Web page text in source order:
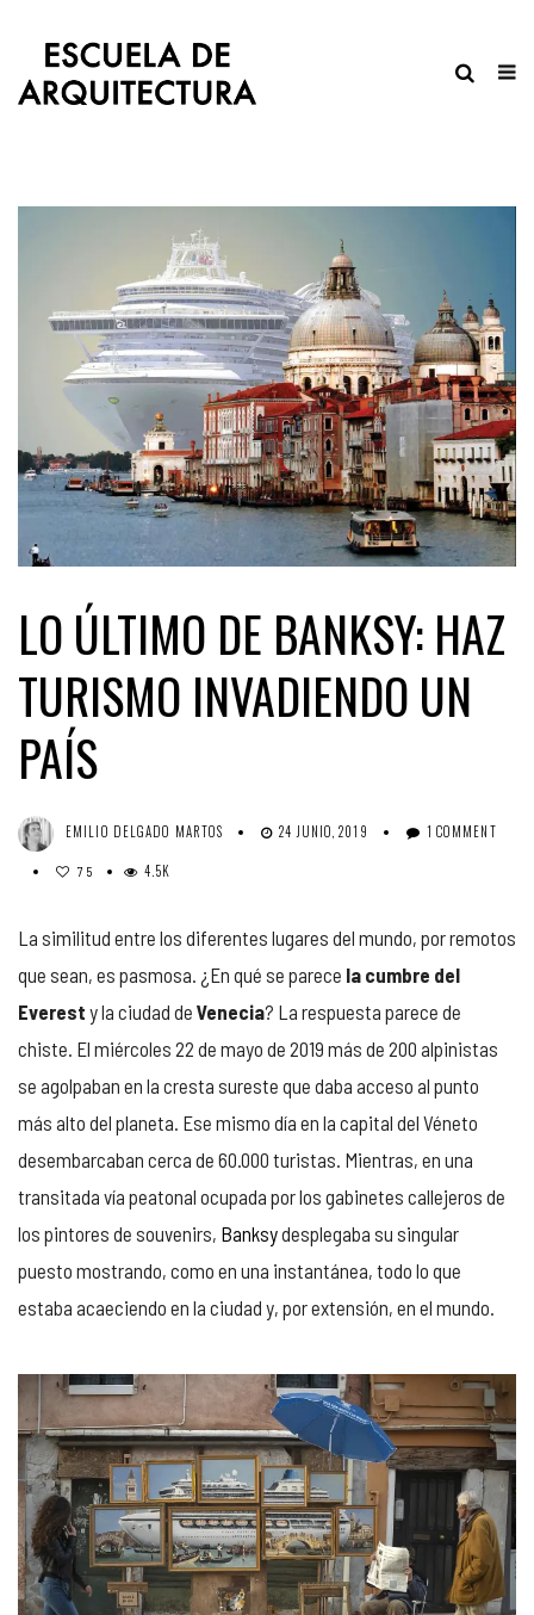
LO ÚLTIMO DE BANKSY: HAZ
TURISMO INVADIENDO UN
PAÍS
EMILIO DELGADO MARTOS 24 JUNIO, 2019 1 COMMENT
75 4.5K
La similitud entre los diferentes lugares del mundo, por remotos
que sean, es pasmosa. ¿En qué se parece la cumbre del
Everest y la ciudad de Venecia? La respuesta parece de
chiste. El miércoles 22 de mayo de 2019 más de 200 alpinistas
se agolpaban en la cresta sureste que daba acceso al punto
más alto del planeta. Ese mismo día en la capital del Véneto
desembarcaban cerca de 60.000 turistas. Mientras, en una
transitada vía peatonal ocupada por los gabinetes callejeros de
los pintores de souvenirs, Banksydesplegaba su singular
puesto mostrando, como en una instantánea, todo lo que
estaba acaeciendo en la ciudad y, por extensión, en el mundo.